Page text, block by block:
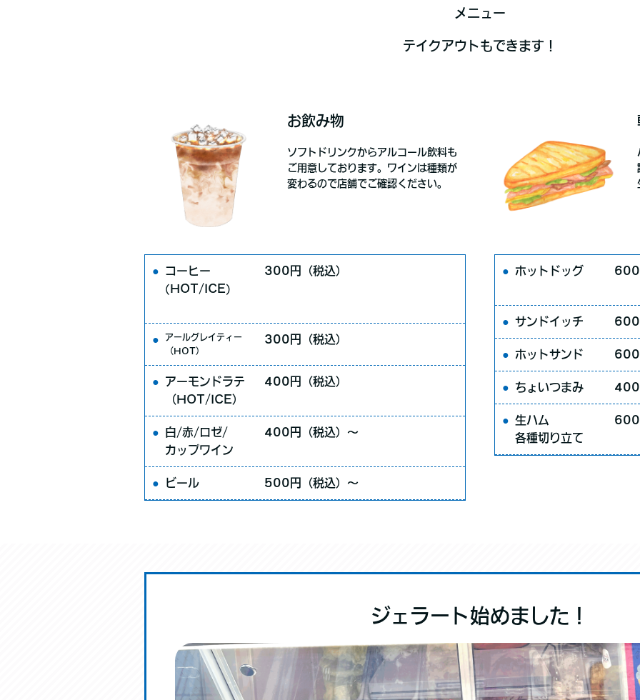
メニュー
テイクアウトもできます！
お飲み物
ソフトドリンクからアルコール飲料も
ご用意しております。ワインは種類が
変わるので店舗でご確認ください。
コーヒー
(HOT/ICE)
300円（税込）
アールグレイティー
（HOT）
300円（税込）
アーモンドラテ
（HOT/ICE）
400円（税込）
白/赤/ロゼ/
カップワイン
400円（税込）〜
ビール 500円（税込）〜
ホットドッグ 600
サンドイッチ 600
ホットサンド 600
ちょいつまみ 400
生ハム
各種切り立て
600
ジェラート始めました！